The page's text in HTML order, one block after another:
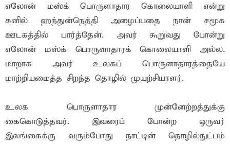
எலோன் மஸ்க் பொருளாதார கொலையாளி என்று
சுனில் ஹந்துன்நெத்தி அழைப்பதை நான் சமூக
ஊடகத்தில் பார்த்தேன். அவர் கூறுவது போன்று
எலோன் மஸ்க் பொருளாதாரக் கொலையாளி அல்ல.
மாறாக அவர் உலகப் பொருளாதாரத்தையே
மாற்றியமைத்த சிறந்த தொழில் முயற்சியாளர்.
உலக பொருளாதார முன்னேற்றத்துக்கு
கைகொடுத்தவர். இவரைப் போன்ற ஒருவர்
இலங்கைக்கு வரும்போது நாட்டின் தொழில்நுட்பம்